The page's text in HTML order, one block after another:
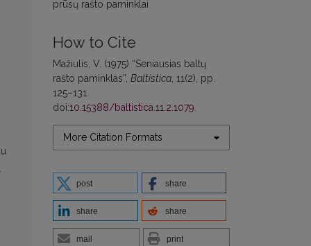
prūsų rašto paminklai
How to Cite
Mažiulis, V. (1975) “Seniausias baltų
rašto paminklas”, Baltistica, 11(2), pp.
125–131.
doi:10.15388/baltistica.11.2.1079.
More Citation Formats
post share
share share
mail print